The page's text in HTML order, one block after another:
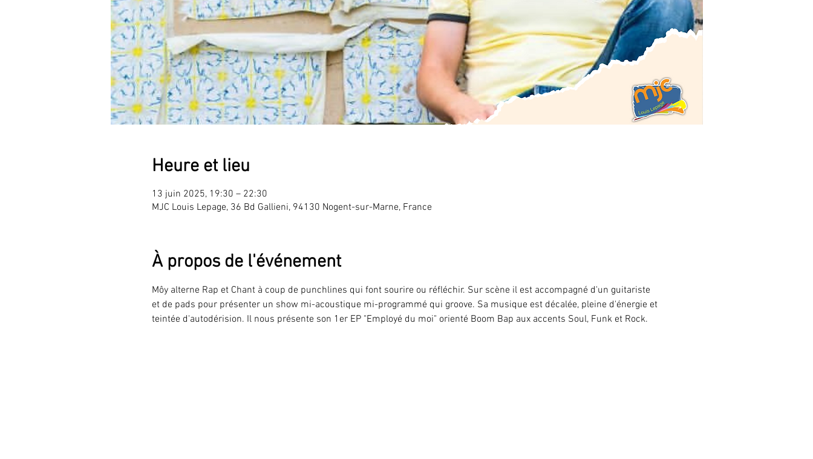
Heure et lieu
13 juin 2025, 19:30 – 22:30
MJC Louis Lepage, 36 Bd Gallieni, 94130 Nogent-sur-Marne, France
À propos de l'événement
Môy alterne Rap et Chant à coup de punchlines qui font sourire ou réfléchir. Sur scène il est accompagné d'un guitariste
et de pads pour présenter un show mi-acoustique mi-programmé qui groove. Sa musique est décalée, pleine d'énergie et
teintée d'autodérision. Il nous présente son 1er EP "Employé du moi" orienté Boom Bap aux accents Soul, Funk et Rock.